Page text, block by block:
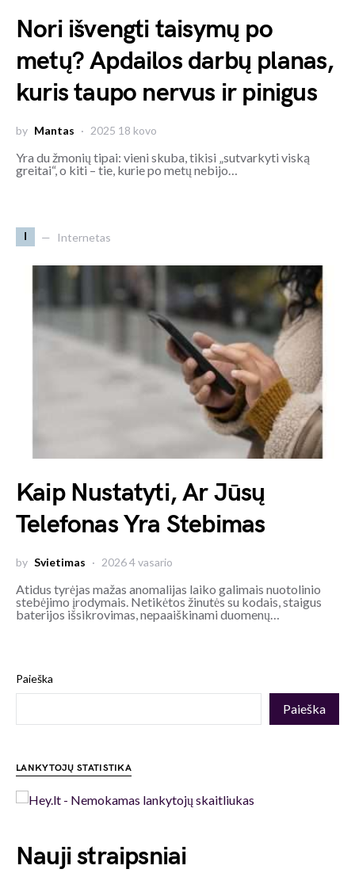
Nori išvengti taisymų po
metų? Apdailos darbų planas,
kuris taupo nervus ir pinigus
by Mantas 2025 18 kovo
Yra du žmonių tipai: vieni skuba, tikisi „sutvarkyti viską
greitai“, o kiti – tie, kurie po metų nebijo…
I Internetas
Kaip Nustatyti, Ar Jūsų
Telefonas Yra Stebimas
by Svietimas 2026 4 vasario
Atidus tyrėjas mažas anomalijas laiko galimais nuotolinio
stebėjimo įrodymais. Netikėtos žinutės su kodais, staigus
baterijos išsikrovimas, nepaaiškinami duomenų…
Paieška
Paieška
LANKYTOJŲ STATISTIKA
Nauji straipsniai